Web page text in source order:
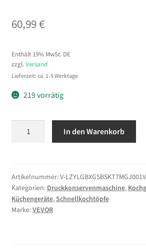
60,99€
Enthält 19% MwSt. DE
zzgl. Versand
Lieferzeit: ca. 1-5 Werktage
219 vorrätig
Dampfkochtopf
aus
Edelstahl
mit
In den Warenkorb
Artikelnummer:V-
Kategorien: Druckkonservenmaschine,
Küchengeräte,Schnellkochtöpfe
Marke:VEVOR